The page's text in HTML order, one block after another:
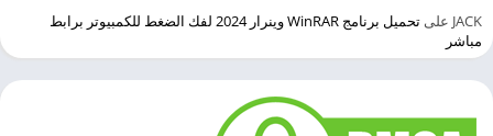
JACK على
تحميل برنامج WinRAR وينرار 2024 لفك الضغط للكمبيوتر برابط
مباشر